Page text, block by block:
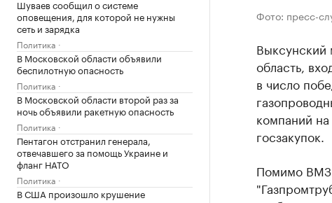
Шуваев сообщил о системе
оповещения, для которой не нужны
сеть и зарядка
Политика
В Московской области объявили
беспилотную опасность
Политика
В Московской области второй раз за
ночь объявили ракетную опасность
Политика
Пентагон отстранил генерала,
отвечавшего за помощь Украине и
фланг НАТО
Политика
В США произошло крушение
Фото: пресс-
Выксунский
область,
в число
компаний
госзакупок.
Помимо ВМЗ